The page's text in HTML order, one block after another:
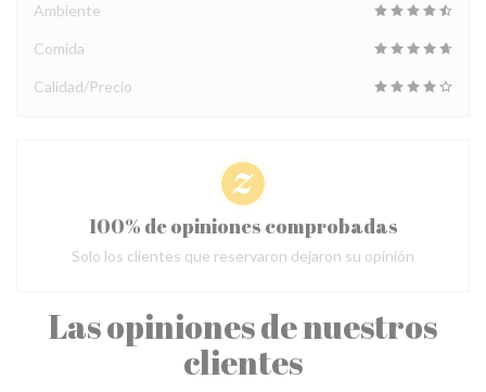
Las opiniones de nuestros
clientes
Ambiente
Comida
Calidad/Precio
100% de opiniones comprobadas
Solo los clientes que reservaron dejaron su opinión